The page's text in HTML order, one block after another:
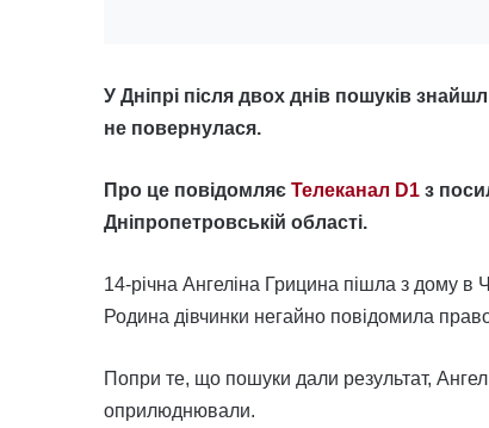
У Дніпрі після двох днів пошуків
не повернулася.
Про це повідомляє Телеканал D1 з
Дніпропетровській області.
14-річна Ангеліна Грицина пішла з дому в
Родина дівчинки негайно повідомила
Попри те, що пошуки дали результат,
оприлюднювали.